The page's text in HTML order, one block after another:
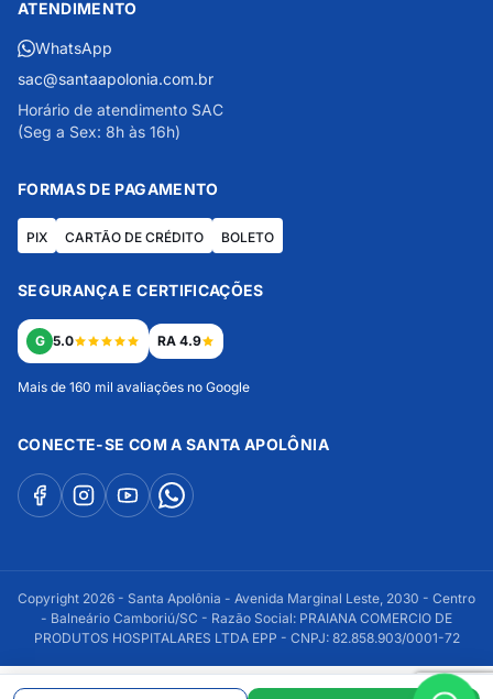
ATENDIMENTO
WhatsApp
sac@santaapolonia.com.br
Horário de atendimento SAC
(Seg a Sex: 8h às 16h)
FORMAS DE PAGAMENTO
PIX CARTÃO DE CRÉDITO BOLETO
SEGURANÇA E CERTIFICAÇÕES
G 5.0 RA 4.9
Mais de 160 mil avaliações no Google
CONECTE-SE COM A SANTA APOLÔNIA
Copyright 2026 - Santa Apolônia - Avenida Marginal Leste, 2030 - Centro
- Balneário Camboriú/SC - Razão Social: PRAIANA COMERCIO DE
PRODUTOS HOSPITALARES LTDA EPP - CNPJ: 82.858.903/0001-72